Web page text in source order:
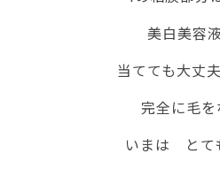
美白美容
当てても大
完全に毛
いまは と